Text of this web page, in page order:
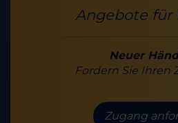
Angebote für
Neuer
Fordern Sie Ihren
Zugang